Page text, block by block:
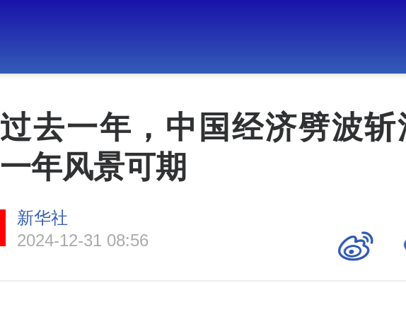
过去一年，中国经济劈波斩
一年风景可期
新华社
2024-12-31 08:56